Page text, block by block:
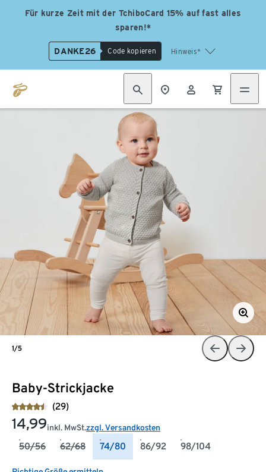
Für kurze Zeit mit der TchiboCard 15% auf fast alles
sparen!*
DANKE26 Code kopieren Hinweis*
Baby-Strickjacke
(29)
14,99inkl. MwSt.zzgl. Versandkosten
50/56 62/68 74/80 86/92 98/104
1/5